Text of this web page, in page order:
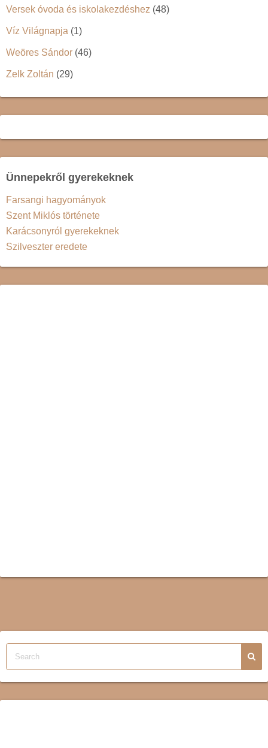
Versek óvoda és iskolakezdéshez (48)
Víz Világnapja (1)
Weöres Sándor (46)
Zelk Zoltán (29)
Ünnepekről gyerekeknek
Farsangi hagyományok
Szent Miklós története
Karácsonyról gyerekeknek
Szilveszter eredete